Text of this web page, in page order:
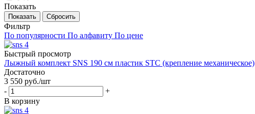
Показать
Сбросить
Фильтр
По популярности По алфавиту По цене
Быстрый просмотр
Лыжный комплект SNS 190 см пластик STC (крепление механическое)
Достаточно
3 550 руб./шт
-
+
В корзину